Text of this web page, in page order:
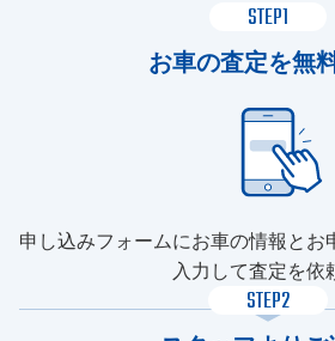
STEP1
お車の査定を無
申し込みフォームにお車の情報とお
入力して査定を依
STEP2